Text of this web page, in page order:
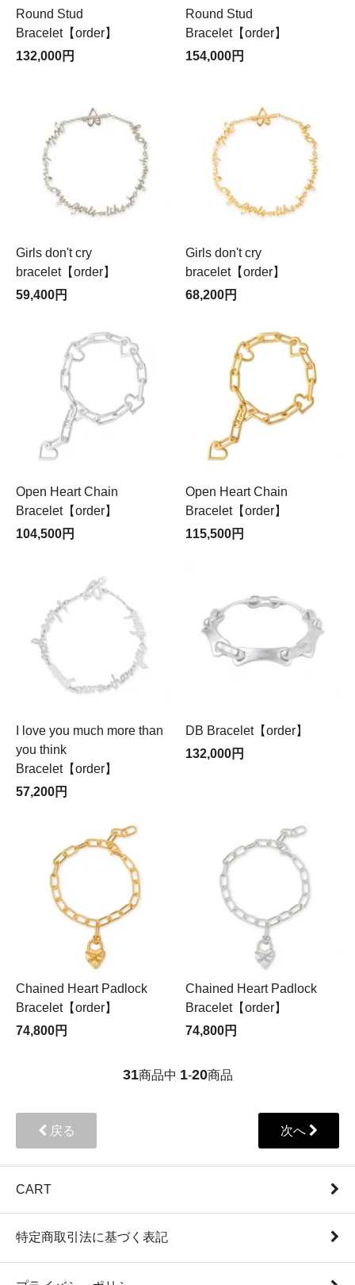
Round Stud
Bracelet【order】
132,000円
Round Stud
Bracelet【order】
154,000円
Girls don't cry
bracelet【order】
59,400円
Girls don't cry
bracelet【order】
68,200円
Open Heart Chain
Bracelet【order】
104,500円
Open Heart Chain
Bracelet【order】
115,500円
I love you much more than
you think
Bracelet【order】
57,200円
DB Bracelet【order】
132,000円
Chained Heart Padlock
Bracelet【order】
74,800円
Chained Heart Padlock
Bracelet【order】
74,800円
31商品中 1-20商品
戻る 次へ
CART
特定商取引法に基づく表記